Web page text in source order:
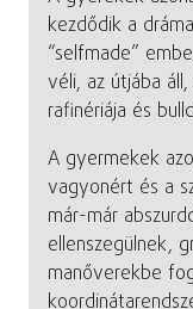
kezdődik a
“selfmade”
véli, az útjába
rafinériája és
A gyermekek
vagyonért és a
már-már
ellenszegülnek,
manőverekbe